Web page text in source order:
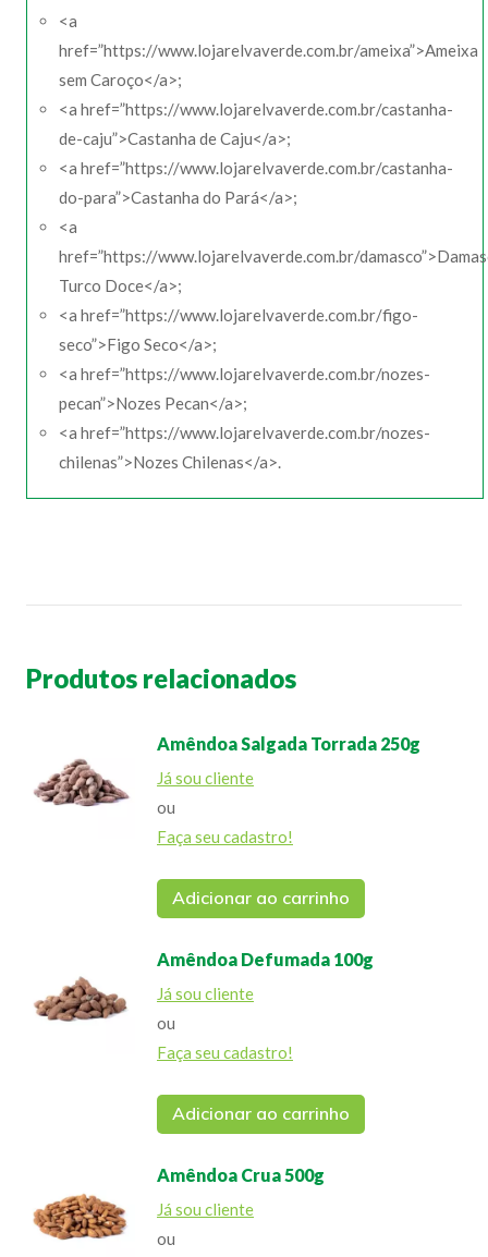
<a
href=”https://www.lojarelvaverde.com.br/ameixa”>Ameixa
sem Caroço</a>;
<a href=”https://www.lojarelvaverde.com.br/castanha-
de-caju”>Castanha de Caju</a>;
<a href=”https://www.lojarelvaverde.com.br/castanha-
do-para”>Castanha do Pará</a>;
<a
href=”https://www.lojarelvaverde.com.br/
Turco Doce</a>;
<a href=”https://www.lojarelvaverde.com.br/figo-
seco”>Figo Seco</a>;
<a href=”https://www.lojarelvaverde.com.br/nozes-
pecan”>Nozes Pecan</a>;
<a href=”https://www.lojarelvaverde.com.br/nozes-
chilenas”>Nozes Chilenas</a>.
Produtos relacionados
Amêndoa Salgada Torrada 250g
Já sou cliente
ou
Faça seu cadastro!
Adicionar ao carrinho
Amêndoa Defumada 100g
Já sou cliente
ou
Faça seu cadastro!
Adicionar ao carrinho
Amêndoa Crua 500g
Já sou cliente
ou